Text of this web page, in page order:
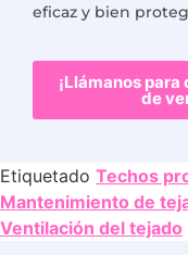
eficaz y bien
¡Llámanos
de
Etiquetado Techos
Mantenimiento de
Ventilación del tejado